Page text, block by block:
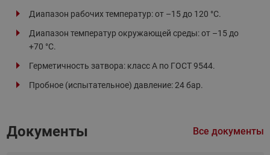
Диапазон рабочих температур: от –15 до 120 °С.
Диапазон температур окружающей среды: от –15 до
+70 °С.
Герметичность затвора: класс А по ГОСТ 9544.
Пробное (испытательное) давление: 24 бар.
Документы Все документы